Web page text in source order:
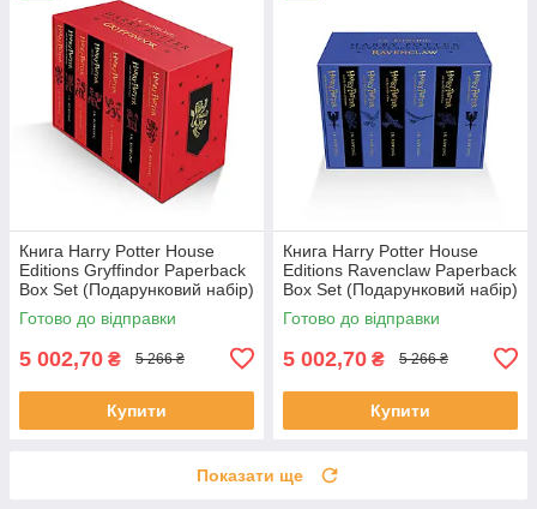
Книга Harry Potter House
Editions Gryffindor Paperback
Box Set (Подарунковий набір)
Готово до відправки
5 002,70 ₴ 5 266 ₴
Купити
Книга Harry Potter House
Editions Ravenclaw Paperback
Box Set (Подарунковий набір)
Готово до відправки
5 002,70 ₴ 5 266 ₴
Купити
Показати ще